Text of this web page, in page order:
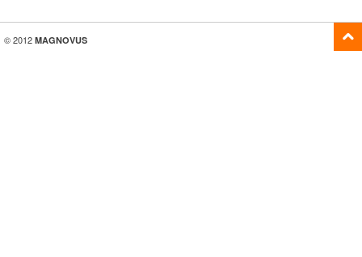
© 2012 MAGNOVUS